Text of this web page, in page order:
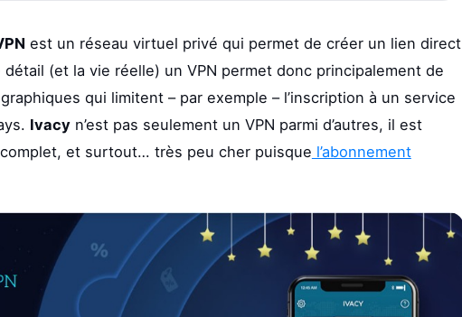
est un réseau virtuel privé qui permet de créer un lien direct
(et la vie réelle) un VPN permet donc principalement de
qui limitent – par exemple – l’inscription à un service
Ivacyn’est pas seulement un VPN parmi d’autres, il est
et surtout… très peu cher puisque l’abonnement